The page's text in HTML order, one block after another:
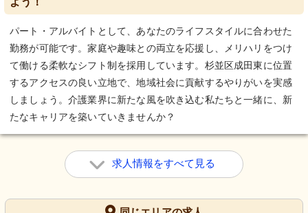
パート・アルバイトとして、あなたのライフスタイルに合わせた
勤務が可能です。家庭や趣味との両立を応援し、メリハリをつけ
て働ける柔軟なシフト制を採用しています。杉並区成田東に位置
するアクセスの良い立地で、地域社会に貢献するやりがいを実感
しましょう。介護業界に新たな風を吹き込む私たちと一緒に、新
たなキャリアを築いていきませんか？
求人情報をすべて見る